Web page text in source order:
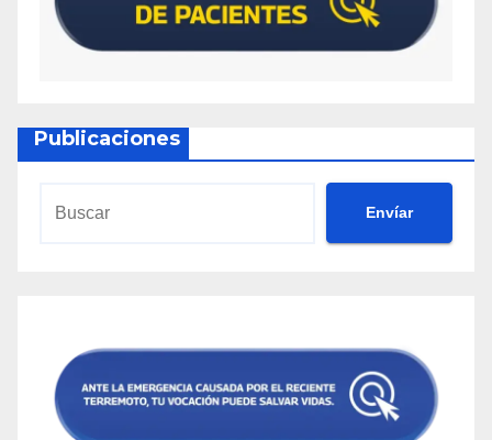
Publicaciones
Envíar